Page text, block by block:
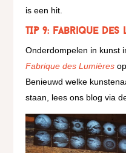
is een hit.
TIP 9: Fabrique des
Onderdompelen in kunst
Fabrique des Lumières
Benieuwd welke
staan, lees ons blog via